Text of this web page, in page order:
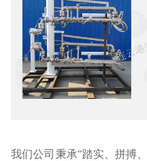
我们公司秉承“踏实、拼搏